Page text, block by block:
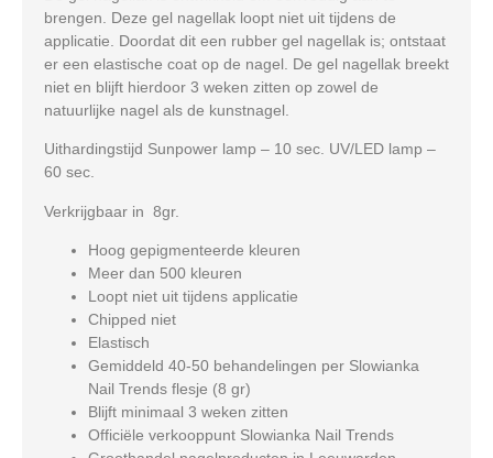
brengen. Deze gel nagellak loopt niet uit tijdens de
applicatie. Doordat dit een rubber gel nagellak is; ontstaat
er een elastische coat op de nagel. De gel nagellak breekt
niet en blijft hierdoor 3 weken zitten op zowel de
natuurlijke nagel als de kunstnagel.
Uithardingstijd Sunpower lamp – 10 sec. UV/LED lamp –
60 sec.
Verkrijgbaar in 8gr.
Hoog gepigmenteerde kleuren
Meer dan 500 kleuren
Loopt niet uit tijdens applicatie
Chipped niet
Elastisch
Gemiddeld 40-50 behandelingen per Slowianka
Nail Trends flesje (8 gr)
Blijft minimaal 3 weken zitten
Officiële verkooppunt Slowianka Nail Trends